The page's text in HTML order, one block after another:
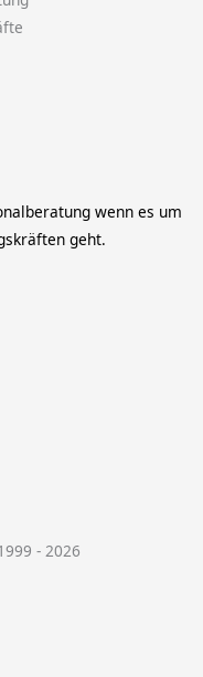
wenn es um
geht.
- 2026